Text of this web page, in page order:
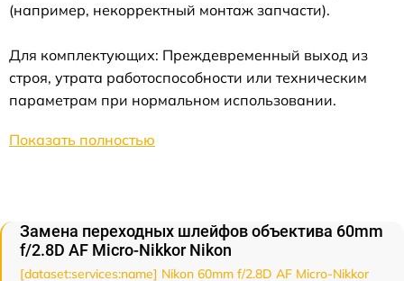
(например, некорректный монтаж запчасти).
Для комплектующих: Преждевременный выход из
строя, утрата работоспособности или техническим
параметрам при нормальном использовании.
Показать полностью
Замена переходных шлейфов объектива 60mm
f/2.8D AF Micro-Nikkor Nikon
[dataset:services:name] Nikon 60mm f/2.8D AF Micro-Nikkor